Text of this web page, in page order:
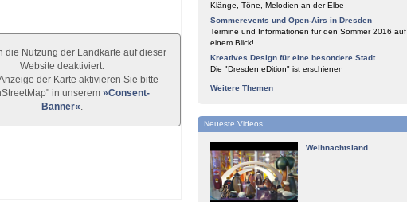
die Nutzung der Landkarte auf dieser
Website deaktiviert.
der Karte aktivieren Sie bitte
in unserem »Consent-
Banner«
Klänge, Töne, Melodien an der Elbe
Sommerevents und Open-Airs in Dresden
Termine und Informationen für den Sommer 2016 auf
einem Blick!
Kreatives Design für eine besondere Stadt
Die "Dresden eDition" ist erschienen
Weitere Themen
Neueste Videos
Weihnachtsland